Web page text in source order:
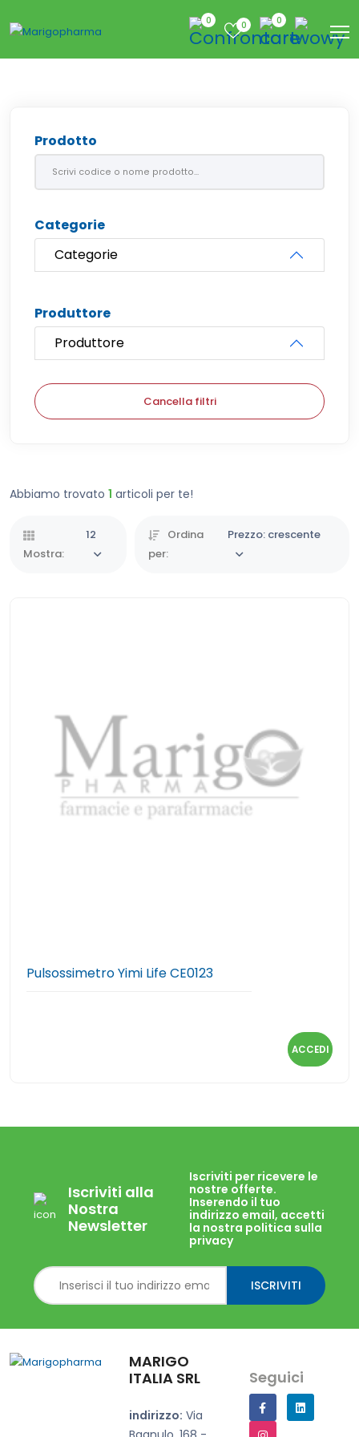
0 0 0
Prodotto
Categorie
Categorie
Produttore
Produttore
Cancella filtri
Abbiamo trovato 1 articoli per te!
Mostra:
12
Ordina
per:
Prezzo: crescente
Pulsossimetro Yimi Life CE0123
ACCEDI
Iscriviti alla
Nostra
Newsletter
Iscriviti per ricevere le
nostre offerte.
Inserendo il tuo
indirizzo email, accetti
la nostra politica sulla
privacy
ISCRIVITI
MARIGO
ITALIA SRL
indirizzo: Via
Seguici